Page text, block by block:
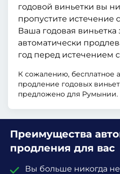
годовой виньетки вы
пропустите истечение
Ваша годовая
автоматически
год перед истечением
К сожалению, бесплатное
продление годовых
предложено для Румынии.
Преимущества
продления для вас
Вы больше никогда не